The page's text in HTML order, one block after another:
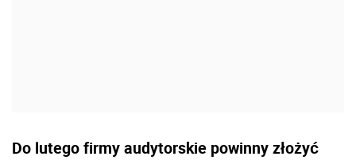
Do lutego firmy audytorskie powinny złożyć